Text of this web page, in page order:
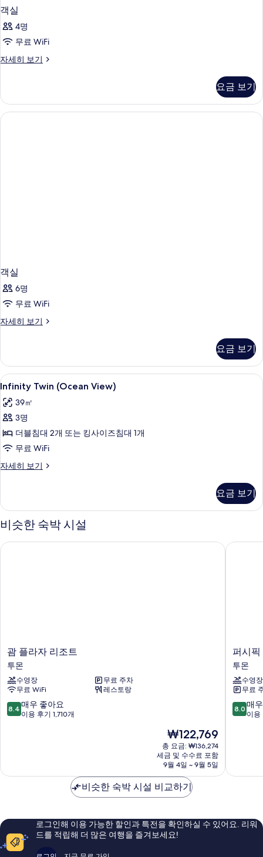
객실
4명
무료 WiFi
자세히 보기
객
히
보
기
요금 보기
객실
6명
무료 WiFi
자세히 보기
객
히
보
기
요금 보기
Infinity
Twin
(Ocean
View)
사
진
모
기
1
Infinity Twin (Ocean View)
39㎡
3명
더블침대 2개 또는 킹사이즈침대 1개
무료 WiFi
자세히 보기
Infinity
자
세
히
기
요금 보기
비슷한 숙박 시설
괌
플
라
자
리
조
트
괌 플라자 리조트
투몬
수영장
무료 주차
무료 WiFi
레스토랑
10
점
매
요,
용
후
8.4 매우 좋아요
이용 후기 1,710개
현
재
요
금
₩122,769
₩122,769
총 요금: ₩136,274
세금 및 수수료 포함
9월 4일 ~ 9월 5일
괌 플라자 리조트
퍼
시
픽
아
일
랜
드
퍼시
투몬
수영장
무료
10
점
매
요,
이
8.0 매
이용
퍼시픽
비슷한 숙박 시설 비교하기
로그인해 이용 가능한 할인과 특전을 확인하실 수 있어요. 리워
드를 적립해 더 많은 여행을 즐겨보세요!